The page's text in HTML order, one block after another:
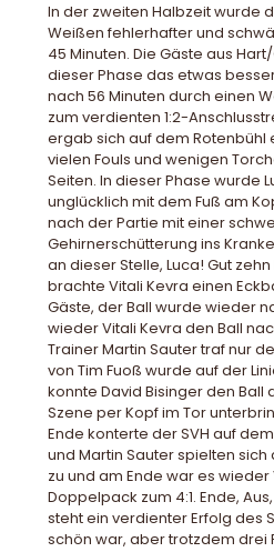
In der zweiten Halbzeit wurde
Weißen fehlerhafter und
45 Minuten. Die Gäste aus
dieser Phase das etwas
nach 56 Minuten durch einen
zum verdienten 1:2-
ergab sich auf dem Rotenbühl
vielen Fouls und wenigen
Seiten. In dieser Phase wurde
unglücklich mit dem Fuß am
nach der Partie mit einer
Gehirnerschütterung ins
an dieser Stelle, Luca! Gut
brachte Vitali Kevra einen
Gäste, der Ball wurde wieder
wieder Vitali Kevra den Ball
Trainer Martin Sauter traf nur
von Tim Fuoß wurde auf der
konnte David Bisinger den Ball
Szene per Kopf im Tor
Ende konterte der SVH auf
und Martin Sauter spielten
zu und am Ende war es
Doppelpack zum 4:1. Ende,
steht ein verdienter Erfolg des
schön war, aber trotzdem drei